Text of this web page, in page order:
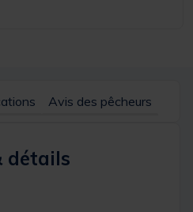
Avis des pêcheurs
détails